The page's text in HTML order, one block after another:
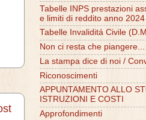
Tabelle INPS prestazioni
e limiti di reddito anno 2024
Tabelle Invaliditá Civile
Non ci resta che piangere...
La stampa dice di noi /
Riconoscimenti
APPUNTAMENTO ALLO
ISTRUZIONI E COSTI
Approfondimenti